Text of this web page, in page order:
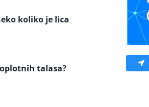
koliko je lica
talasa?